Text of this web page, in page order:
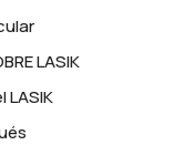
LASIK
LASIK